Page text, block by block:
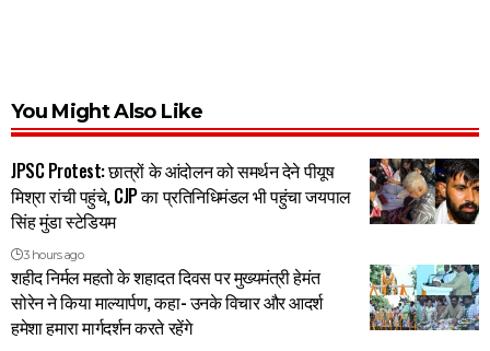
You Might Also Like
JPSC Protest: छात्रों के आंदोलन को समर्थन देने पीयूष
मिश्रा रांची पहुंचे, CJP का प्रतिनिधिमंडल भी पहुंचा जयपाल
सिंह मुंडा स्टेडियम
3 hours ago
शहीद निर्मल महतो के शहादत दिवस पर मुख्यमंत्री हेमंत
सोरेन ने किया माल्यार्पण, कहा- उनके विचार और आदर्श
हमेशा हमारा मार्गदर्शन करते रहेंगे